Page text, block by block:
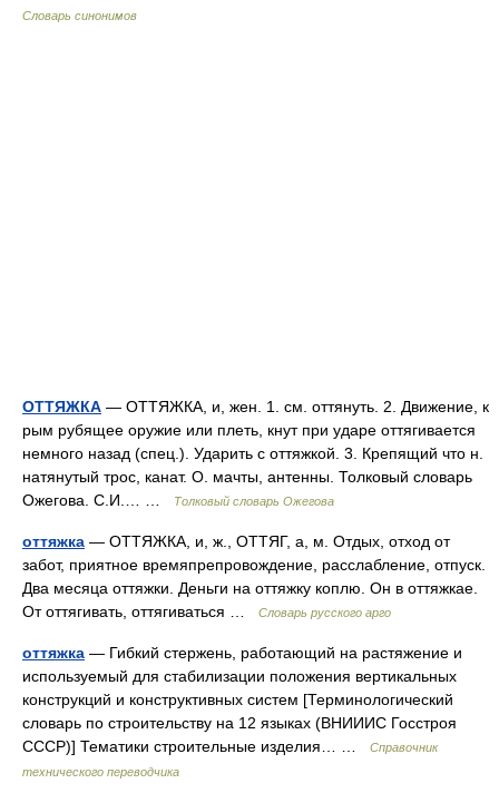
Словарь синонимов
ОТТЯЖКА — ОТТЯЖКА, и, жен. 1. см. оттянуть. 2. Движение, к
рым рубящее оружие или плеть, кнут при ударе оттягивается
немного назад (спец.). Ударить с оттяжкой. 3. Крепящий что н.
натянутый трос, канат. О. мачты, антенны. Толковый словарь
Ожегова. С.И.… …
Толковый словарь Ожегова
оттяжка — ОТТЯЖКА, и, ж., ОТТЯГ, а, м. Отдых, отход от
забот, приятное времяпрепровождение, расслабление, отпуск.
Два месяца оттяжки. Деньги на оттяжку коплю. Он в оттяжкае.
От оттягивать, оттягиваться …
Словарь русского арго
оттяжка — Гибкий стержень, работающий на растяжение и
используемый для стабилизации положения вертикальных
конструкций и конструктивных систем [Терминологический
словарь по строительству на 12 языках (ВНИИИС Госстроя
СССР)] Тематики строительные изделия… …
Справочник
технического переводчика